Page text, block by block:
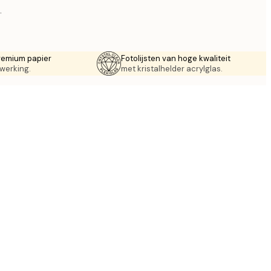
papier
Fotolijsten van hoge kwaliteit
met kristalhelder acrylglas.